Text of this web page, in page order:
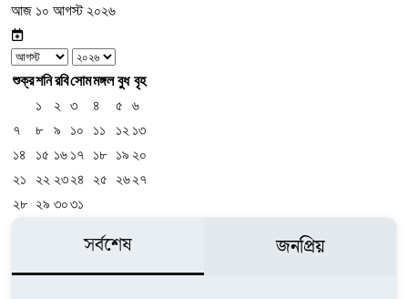
আজ ১০ আগস্ট ২০২৬
শুক্রশনিরবিসোমমঙ্গল বুধ বৃহ
১
২ ৩ ৪ ৫
৬
৭
৮ ৯ ১০ ১১ ১২ ১৩
১৪
১৫ ১৬ ১৭ ১৮ ১৯ ২০
২১
২২ ২৩২৪ ২৫ ২৬২৭
২৮ ২৯ ৩০৩১
সর্বশেষ জনপ্রিয়